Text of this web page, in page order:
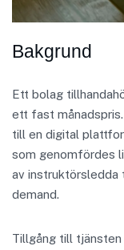
Bakgrund
Ett bolag
ett fast
till en digital
som genomfördes
av instruktörsledda
demand.
Tillgång till